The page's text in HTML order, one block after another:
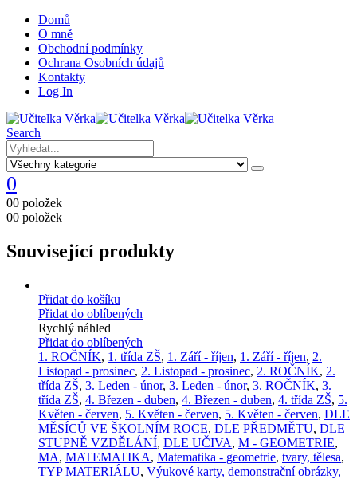
Domů
O mně
Obchodní podmínky
Ochrana Osobních údajů
Kontakty
Log In
Search
0
00 položek
00 položek
Související produkty
Přidat do košíku
Přidat do oblíbených
Rychlý náhled
Přidat do oblíbených
1. ROČNÍK, 1. třída ZŠ, 1. Září - říjen, 1. Září - říjen, 2.
Listopad - prosinec, 2. Listopad - prosinec, 2. ROČNÍK, 2.
třída ZŠ, 3. Leden - únor, 3. Leden - únor, 3. ROČNÍK, 3.
třída ZŠ, 4. Březen - duben, 4. Březen - duben, 4. třída ZŠ, 5.
Květen - červen, 5. Květen - červen, 5. Květen - červen, DLE
MĚSÍCŮ VE ŠKOLNÍM ROCE, DLE PŘEDMĚTU, DLE
STUPNĚ VZDĚLÁNÍ, DLE UČIVA, M - GEOMETRIE,
MA, MATEMATIKA, Matematika - geometrie, tvary, tělesa,
TYP MATERIÁLU, Výukové karty, demonstrační obrázky,